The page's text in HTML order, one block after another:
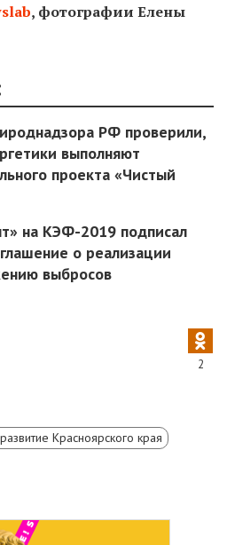
, фотографии Елены
РФ проверили,
выполняют
проекта «Чистый
на КЭФ-2019 подписал
о реализации
выбросов
2
Красноярского края